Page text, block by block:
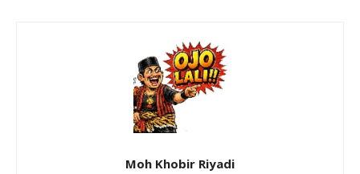
Moh Khobir Riyadi